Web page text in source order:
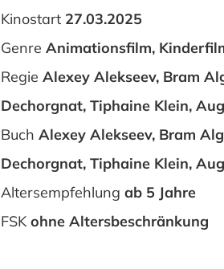
Kinostart 27.03.2025
Genre Animationsfilm,
Regie Alexey Alekseev, Bram
Dechorgnat, Tiphaine Klein,
Buch Alexey Alekseev, Bram
Dechorgnat, Tiphaine Klein,
Altersempfehlung ab 5 Jahre
FSK ohne Altersbeschränkung